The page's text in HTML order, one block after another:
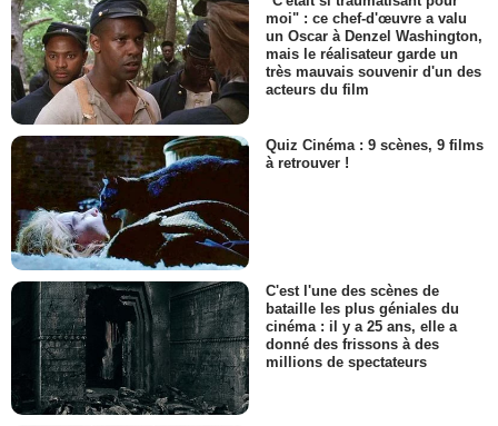
moi" : ce chef-d'œuvre a valu
un Oscar à Denzel Washington,
mais le réalisateur garde un
très mauvais souvenir d'un des
acteurs du film
Quiz Cinéma : 9 scènes, 9 films
à retrouver !
C'est l'une des scènes de
bataille les plus géniales du
cinéma : il y a 25 ans, elle a
donné des frissons à des
millions de spectateurs